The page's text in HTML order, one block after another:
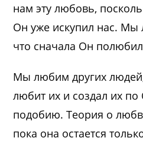
нам эту любовь,
Он уже искупил нас. Мы
что сначала Он
Мы любим других
любит их и создал их по
подобию. Теория о
пока она остается